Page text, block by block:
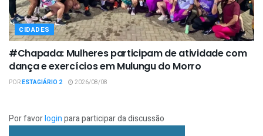
CIDADES
#Chapada: Mulheres participam de atividade com
dança e exercícios em Mulungu do Morro
PORESTAGIÁRIO 2 2026/08/08
Por favorloginpara participar da discussão